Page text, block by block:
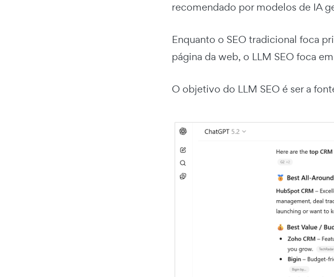
recomendado por modelos de IA
Enquanto o SEO tradicional foca
página da web, o LLM SEO foca
O objetivo do LLM SEO é ser a